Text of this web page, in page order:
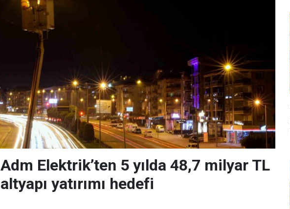
Adm Elektrik’ten 5 yılda 48,7 milyar TL
altyapı yatırımı hedefi